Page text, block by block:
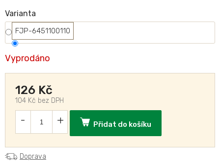
Vyprodáno
Varianta
FJP-6451100110
126 Kč
104 Kč bez DPH
Přidat do košíku
Doprava